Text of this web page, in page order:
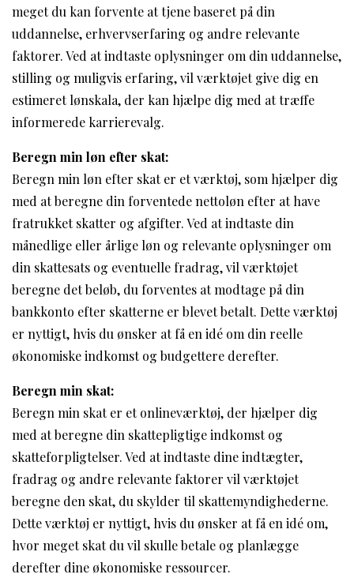
meget du kan forvente at tjene baseret på din
uddannelse, erhvervserfaring og andre relevante
faktorer. Ved at indtaste oplysninger om din uddannelse,
stilling og muligvis erfaring, vil værktøjet give dig en
estimeret lønskala, der kan hjælpe dig med at træffe
informerede karrierevalg.
Beregn min løn efter skat:
Beregn min løn efter skat er et værktøj, som hjælper dig
med at beregne din forventede nettoløn efter at have
fratrukket skatter og afgifter. Ved at indtaste din
månedlige eller årlige løn og relevante oplysninger om
din skattesats og eventuelle fradrag, vil værktøjet
beregne det beløb, du forventes at modtage på din
bankkonto efter skatterne er blevet betalt. Dette værktøj
er nyttigt, hvis du ønsker at få en idé om din reelle
økonomiske indkomst og budgettere derefter.
Beregn min skat:
Beregn min skat er et onlineværktøj, der hjælper dig
med at beregne din skattepligtige indkomst og
skatteforpligtelser. Ved at indtaste dine indtægter,
fradrag og andre relevante faktorer vil værktøjet
beregne den skat, du skylder til skattemyndighederne.
Dette værktøj er nyttigt, hvis du ønsker at få en idé om,
hvor meget skat du vil skulle betale og planlægge
derefter dine økonomiske ressourcer.